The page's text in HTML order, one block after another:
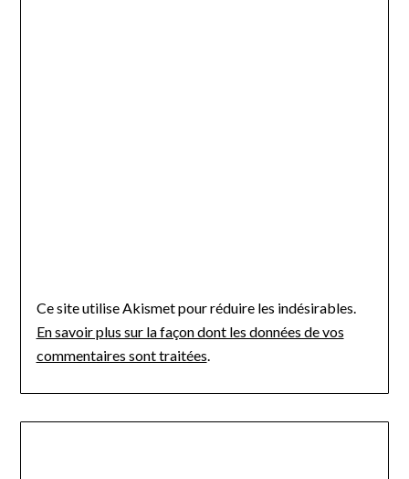
Ce site utilise Akismet pour réduire les indésirables.
En savoir plus sur la façon dont les données de vos
commentaires sont traitées